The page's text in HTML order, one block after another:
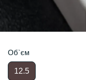
Об`єм
12.5